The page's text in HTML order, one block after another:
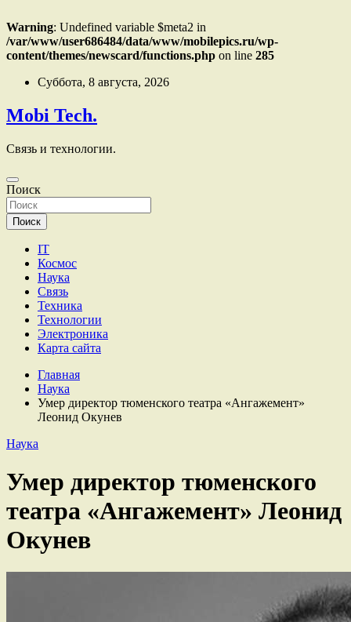
Warning: Undefined variable $meta2 in
/var/www/user686484/data/www/mobilepics.ru/wp-
content/themes/newscard/functions.php on line 285
Перейти
содержимому
Суббота, 8 августа, 2026
Mobi Tech.
Связь и технологии.
Поиск
Поиск
IT
Космос
Наука
Связь
Техника
Технологии
Электроника
Карта сайта
Главная
Наука
Умер директор тюменского театра «Ангажемент»
Леонид Окунев
Наука
Умер директор тюменского
театра «Ангажемент» Леонид
Окунев